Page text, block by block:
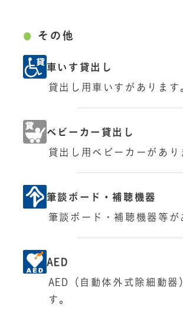
その他
車いす貸出し
貸出し用車いすがあります
ベビーカー貸出し
貸出し用ベビーカーがあり
筆談ボード・補聴機器
筆談ボード・補聴機器等が
AED
AED（自動体外式除細動器
す。